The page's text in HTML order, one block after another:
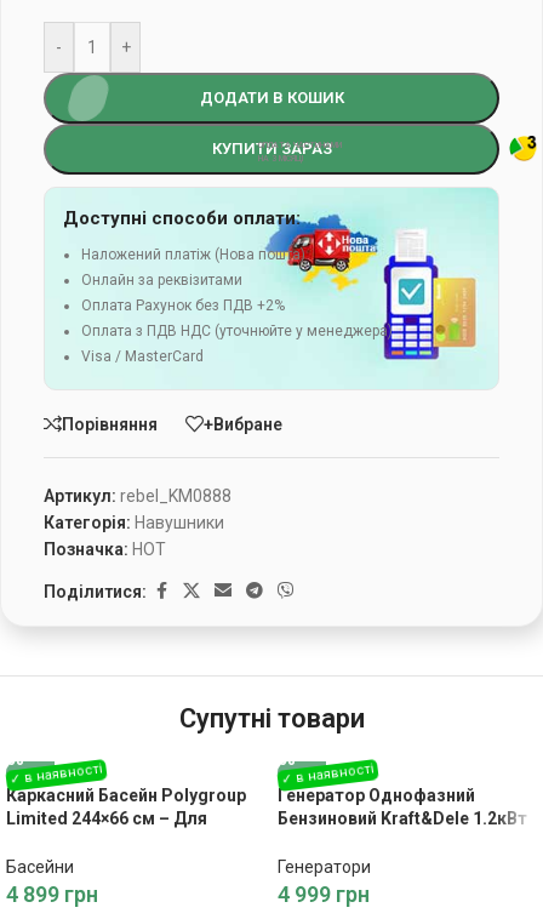
- +
ДОДАТИ В КОШИК
КУПИТИ ЗАРАЗ
Доступні способи оплати:
Наложений платіж (Нова пошта)
Онлайн за реквізитами
Оплата Рахунок без ПДВ +2%
Оплата з ПДВ НДС (уточнюйте у менеджера)
Visa / MasterCard
Порівняння +Вибране
Артикул: rebel_KM0888
Категорія: Навушники
Позначка: HOT
Поділитися:
Супутні товари
Каркасний Басейн Polygroup
Limited 244×66 см – Для
Басейни
4 899 грн
Генератор Однофазний
Бензиновий Kraft&Dele 1.2кВт
Генератори
4 999 грн